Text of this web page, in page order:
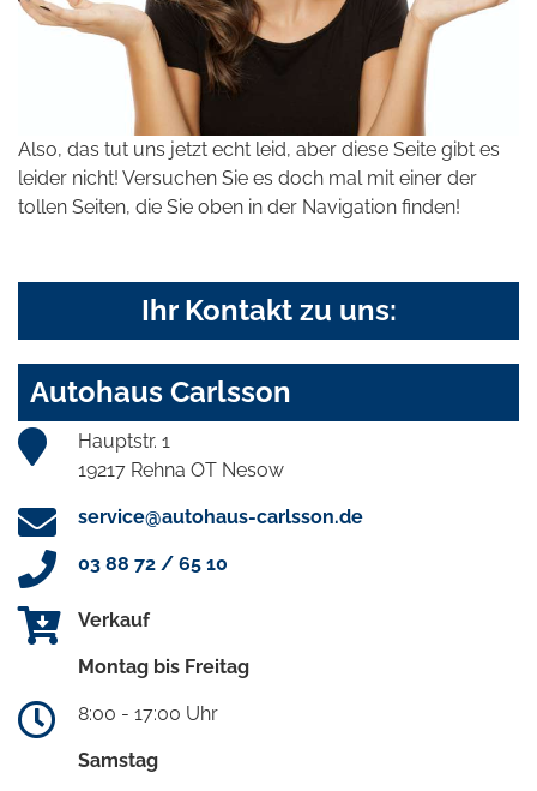
Also, das tut uns jetzt echt leid, aber diese Seite gibt es
leider nicht! Versuchen Sie es doch mal mit einer der
tollen Seiten, die Sie oben in der Navigation finden!
Ihr Kontakt zu uns:
Autohaus Carlsson
Hauptstr. 1
19217 Rehna OT Nesow
service@autohaus-carlsson.de
03 88 72 / 65 10
Verkauf
Montag bis Freitag
8:00 - 17:00 Uhr
Samstag